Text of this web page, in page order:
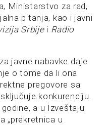
Ministarstvo za rad,
pitanja, kao i javni
Srbijei Radio
javne nabavke daje
o tome da li ona
pregovore sa
konkurenciju.
a u Izveštaju
„prekretnica u